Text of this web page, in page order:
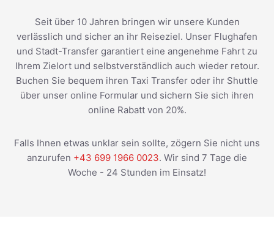
Seit über 10 Jahren bringen wir unsere Kunden
verlässlich und sicher an ihr Reiseziel. Unser Flughafen
und Stadt-Transfer garantiert eine angenehme Fahrt zu
Ihrem Zielort und selbstverständlich auch wieder retour.
Buchen Sie bequem ihren Taxi Transfer oder ihr Shuttle
über unser online Formular und sichern Sie sich ihren
online Rabatt von 20%.
Falls Ihnen etwas unklar sein sollte, zögern Sie nicht uns
anzurufen +43 699 1966 0023. Wir sind 7 Tage die
Woche - 24 Stunden im Einsatz!